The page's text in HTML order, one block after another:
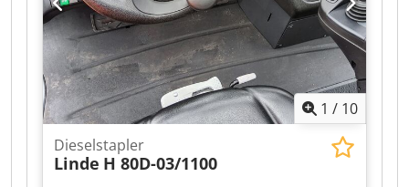
Zylinder 4 - 3331 cm³ Cjdpfx Ajztglkef Aerf ・
Nennleistung Verbrennungsmotor - Leistung
(kW) 75 Hp / 55.40 kW ・Max. Drehmoment /
Motordrehzahl 265 Nm @ 1400 rpm ・Zugkraft
3550 daN ・Anzahl der Gänge (vorwärts /
rückwärts) 2 / 2 ・Max. travel speed 24.90 km/h
・Parkbremse Automatische negative
Parkbremse ・Festellbremse Ölbad
Lamellenbremsen an den Vorderachsen ・
1 / 10
Dieselstapler
Linde H 80D-03/1100